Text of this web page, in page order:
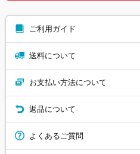
ご利用ガイド
送料について
お支払い方法について
返品について
よくあるご質問